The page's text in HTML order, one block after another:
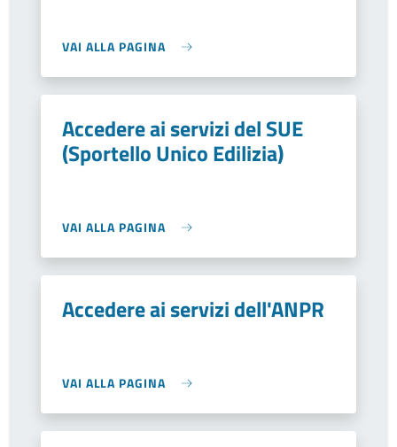
VAI ALLA PAGINA
Accedere ai servizi del SUE
(Sportello Unico Edilizia)
VAI ALLA PAGINA
Accedere ai servizi dell'ANPR
VAI ALLA PAGINA